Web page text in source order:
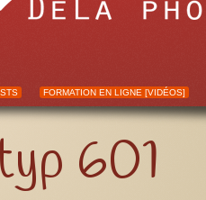
FORMATION EN LIGNE [VIDÉOS]
601